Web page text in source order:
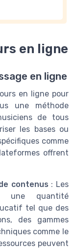
en ligne
en ligne
en ligne pour
une méthode
de tous
les bases ou
comme
offrent
contenus : Les
une quantité
tel que des
des gammes
comme le
peuvent